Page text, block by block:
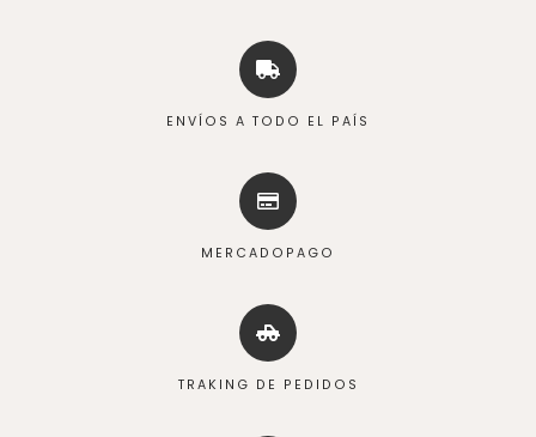
ENVÍOS A TODO EL PAÍS
MERCADOPAGO
TRAKING DE PEDIDOS